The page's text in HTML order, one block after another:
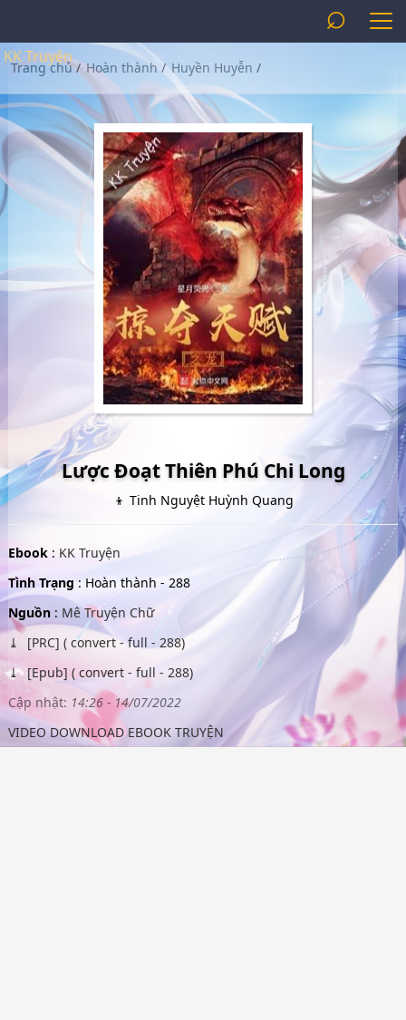
KK Truyện
⌕
Trang chủ/ Hoàn thành/ Huyền Huyễn /
Lược Đoạt Thiên Phú Chi Long
👦 Tinh Nguyệt Huỳnh Quang
Ebook : KK Truyện
Tình Trạng : Hoàn thành - 288
Nguồn: Mê Truyện Chữ
[PRC] ( convert - full - 288)
[Epub] ( convert - full - 288)
Cập nhật: 14:26 - 14/07/2022
VIDEO DOWNLOAD EBOOK TRUYỆN